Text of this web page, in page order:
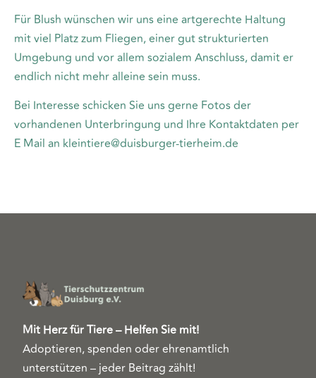
Für Blush wünschen wir uns eine artgerechte Haltung
mit viel Platz zum Fliegen, einer gut strukturierten
Umgebung und vor allem sozialem Anschluss, damit er
endlich nicht mehr alleine sein muss.
Bei Interesse schicken Sie uns gerne Fotos der
vorhandenen Unterbringung und Ihre Kontaktdaten per
E Mail an kleintiere@duisburger-tierheim.de
Mit Herz für Tiere – Helfen Sie mit!
Adoptieren, spenden oder ehrenamtlich
unterstützen – jeder Beitrag zählt!